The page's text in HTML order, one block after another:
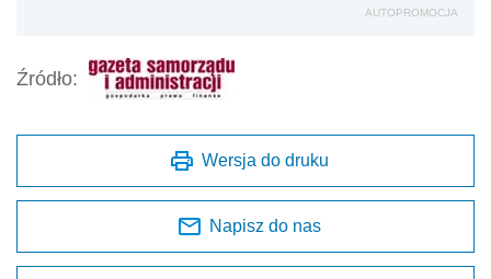
AUTOPROMOCJA
Źródło:
Wersja do druku
Napisz do nas